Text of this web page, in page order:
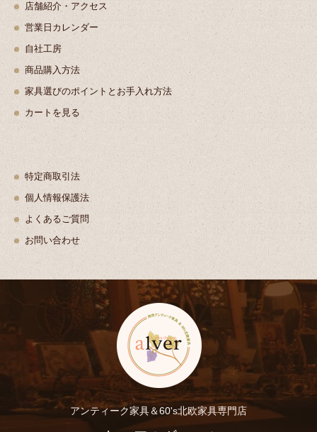
店舗紹介・アクセス
営業日カレンダー
自社工房
商品購入方法
家具選びのポイントとお手入れ方法
カートを見る
特定商取引法
個人情報保護法
よくあるご質問
お問い合わせ
アンティーク家具＆60's北欧家具専門店